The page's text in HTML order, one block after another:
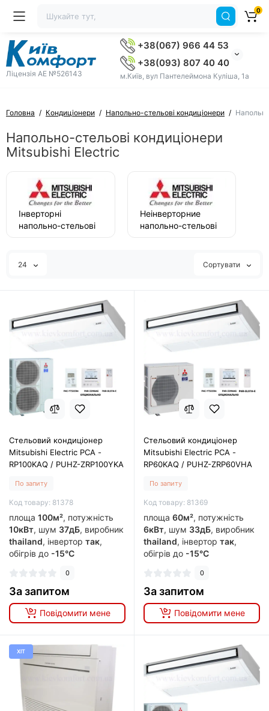
Ліцензія AE №526143
+38(067) 966 44 53
+38(093) 807 40 40
м.Київ, вул Пантелеймона Куліша, 1а
0
Головна Кондиціонери Напольно-стельові кондиціонери
Напольно-стельові кондиціонери
Mitsubishi Electric
Інверторні
напольно-стельові
Неінверторние
напольно-стельові
24 Сортувати
Стельовий кондиціонер
Mitsubishi Electric PCA -
RP100KAQ / PUHZ-ZRP100YKA
По запиту
Код товару: 81378
площа 100м², потужність
10кВт, шум 37дБ, виробник
thailand, інвертор так,
обігрів до -15°C
0
За запитом
Повідомити мене
Стельовий кондиціонер
Mitsubishi Electric PCA -
RP60KAQ / PUHZ-ZRP60VHA
По запиту
Код товару: 81369
площа 60м², потужність
6кВт, шум 33дБ, виробник
thailand, інвертор так,
обігрів до -15°C
0
За запитом
Повідомити мене
ХІТ